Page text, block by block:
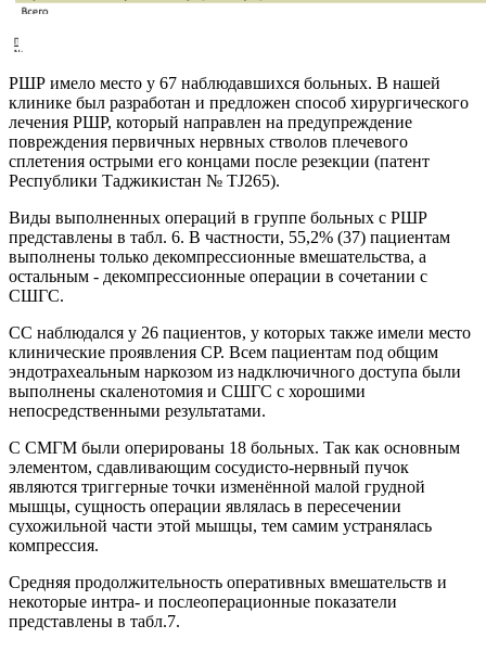
РШР имело место у 67 наблюдавшихся больных. В нашей
клинике был разработан и предложен способ хирургического
лечения РШР, который направлен на предупреждение
повреждения первичных нервных стволов плечевого
сплетения острыми его концами после резекции (патент
Республики Таджикистан № TJ265).
Виды выполненных операций в группе больных с РШР
представлены в табл. 6. В частности, 55,2% (37) пациентам
выполнены только декомпрессионные вмешательства, а
остальным - декомпрессионные операции в сочетании с
СШГС.
СС наблюдался у 26 пациентов, у которых также имели место
клинические проявления СР. Всем пациентам под общим
эндотрахеальным наркозом из надключичного доступа были
выполнены скаленотомия и СШГС с хорошими
непосредственными результатами.
С СМГМ были оперированы 18 больных. Так как основным
элементом, сдавливающим сосудисто-нервный пучок
являются триггерные точки изменённой малой грудной
мышцы, сущность операции являлась в пересечении
сухожильной части этой мышцы, тем самим устранялась
компрессия.
Средняя продолжительность оперативных вмешательств и
некоторые интра- и послеоперационные показатели
представлены в табл.7.